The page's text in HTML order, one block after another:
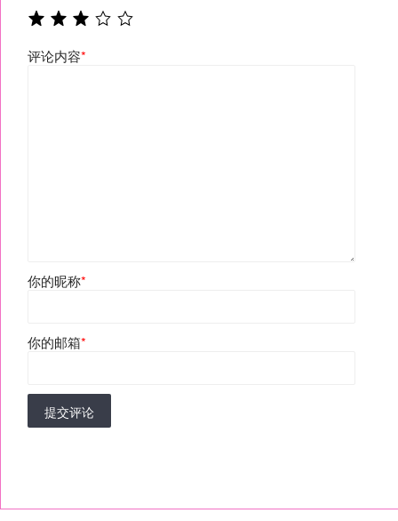
评论内容*
你的昵称*
你的邮箱*
提交评论